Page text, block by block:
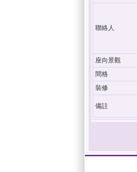
聯絡人
座向景觀
間格
裝修
備註